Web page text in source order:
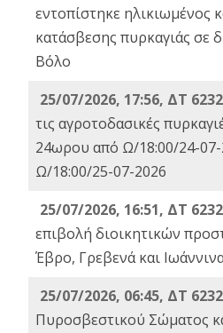
εντοπίστηκε ηλικιωμένος
κατάσβεσης πυρκαγιάς σε
Βόλο
25/07/2026, 17:56, ΔΤ
τις αγροτοδασικές
24ωρου από Ω/18:00/24-
Ω/18:00/25-07-2026
25/07/2026, 16:51, ΔΤ
επιβολή διοικητικών
Έβρο, Γρεβενά και
25/07/2026, 06:45, ΔΤ
Πυροσβεστικού Σώματος